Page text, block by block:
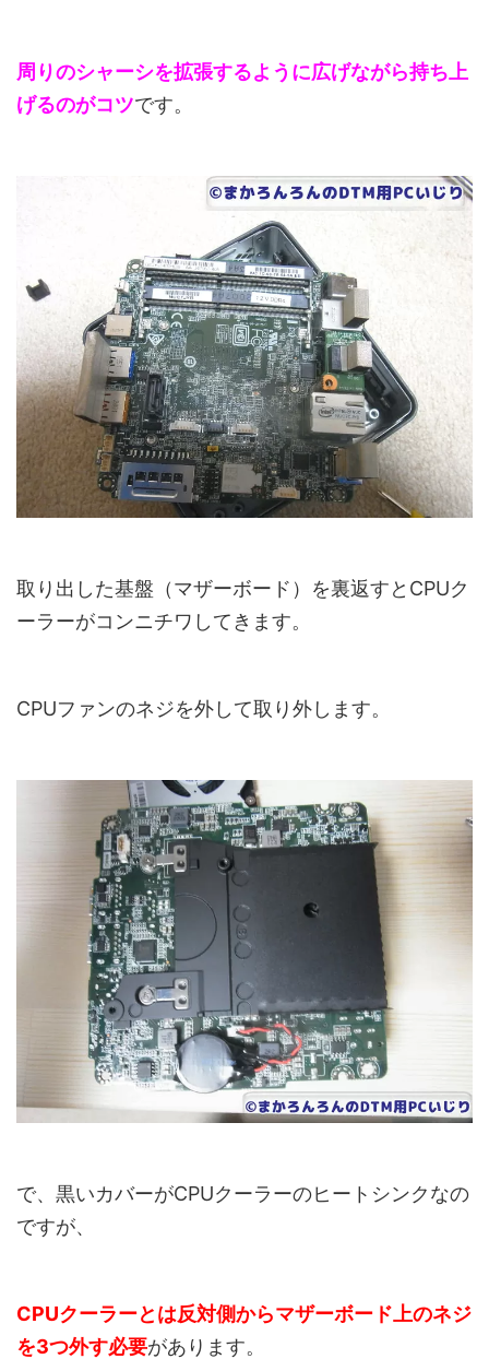
周りのシャーシを拡張するように広げながら持ち上
げるのがコツです。
取り出した基盤（マザーボード）を裏返すとCPUク
ーラーがコンニチワしてきます。
CPUファンのネジを外して取り外します。
で、黒いカバーがCPUクーラーのヒートシンクなの
ですが、
CPUクーラーとは反対側からマザーボード上のネジ
を3つ外す必要があります。